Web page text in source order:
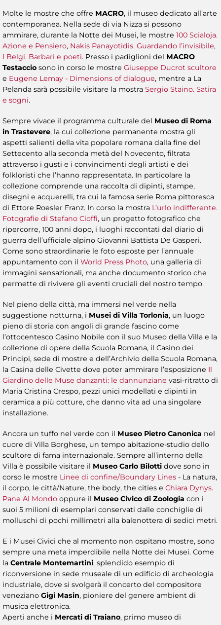
Molte le mostre che offre MACRO, il museo dedicato all’arte
contemporanea. Nella sede di via Nizza si possono
ammirare, durante la Notte dei Musei, le mostre 100 Scialoja.
Azione e Pensiero, Nakis Panayotidis. Guardando l’invisibile,
I Belgi. Barbari e poeti. Presso i padiglioni del MACRO
Testaccio sono in corso le mostre Giuseppe Ducrot scultore
e Eugene Lemay - Dimensions of dialogue, mentre a La
Pelanda sarà possibile visitare la mostra Sergio Staino. Satira
e sogni.
Sempre vivace il programma culturale del Museo di Roma
in Trastevere, la cui collezione permanente mostra gli
aspetti salienti della vita popolare romana dalla fine del
Settecento alla seconda metà del Novecento, filtrata
attraverso i gusti e i convincimenti degli artisti e dei
folkloristi che l’hanno rappresentata. In particolare la
collezione comprende una raccolta di dipinti, stampe,
disegni e acquerelli, tra cui la famosa serie Roma pittoresca
di Ettore Roesler Franz. In corso la mostra L’urlo indifferente.
Fotografie di Stefano Cioffi, un progetto fotografico che
ripercorre, 100 anni dopo, i luoghi raccontati dal diario di
guerra dell’ufficiale alpino Giovanni Battista De Gasperi.
Come sono straordinarie le foto esposte per l’annuale
appuntamento con il World Press Photo, una galleria di
immagini sensazionali, ma anche documento storico che
permette di rivivere gli eventi cruciali del nostro tempo.
Nel pieno della città, ma immersi nel verde nella
suggestione notturna, i Musei di Villa Torlonia, un luogo
pieno di storia con angoli di grande fascino come
l’ottocentesco Casino Nobile con il suo Museo della Villa e la
collezione di opere della Scuola Romana, il Casino dei
Principi, sede di mostre e dell’Archivio della Scuola Romana,
la Casina delle Civette dove poter ammirare l’esposizione Il
Giardino delle Muse danzanti: le dannunziane vasi-ritratto di
Maria Cristina Crespo, pezzi unici modellati e dipinti in
ceramica a più cotture, che danno vita ad una singolare
installazione.
Ancora un tuffo nel verde con il Museo Pietro Canonica nel
cuore di Villa Borghese, un tempo abitazione-studio dello
scultore di fama internazionale. Sempre all’interno della
Villa è possibile visitare il Museo Carlo Bilotti dove sono in
corso le mostre Linee di confine/Boundary Lines - La natura,
il corpo, le città/Nature, the body, the cities e Chiara Dynys.
Pane Al Mondo oppure il Museo Civico di Zoologia con i
suoi 5 milioni di esemplari conservati dalle conchiglie di
molluschi di pochi millimetri alla balenottera di sedici metri.
E i Musei Civici che al momento non ospitano mostre, sono
sempre una meta imperdibile nella Notte dei Musei. Come
la Centrale Montemartini, splendido esempio di
riconversione in sede museale di un edificio di archeologia
industriale, dove si svolgerà il concerto del compositore
veneziano Gigi Masin, pioniere del genere ambient di
musica elettronica.
Aperti anche i Mercati di Traiano, primo museo di